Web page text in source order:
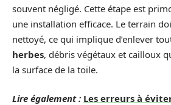
souvent négligé. Cette étape est
une installation efficace. Le terrain
nettoyé, ce qui implique d’enlever
herbes, débris végétaux et cailloux
la surface de la toile.
Lire également : Les erreurs à